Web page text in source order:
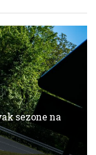
sezone na